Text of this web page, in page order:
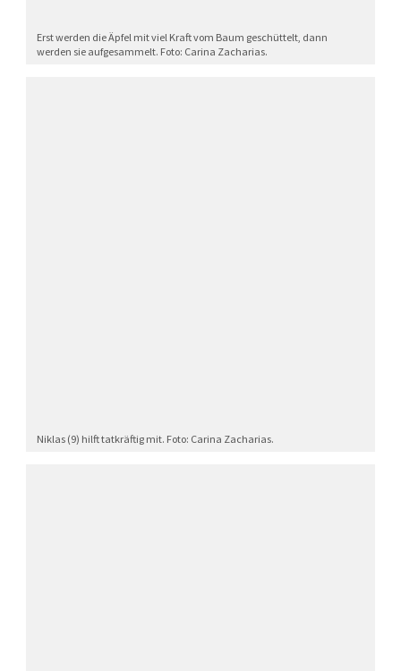
Erst werden die Äpfel mit viel Kraft vom Baum geschüttelt, dann
werden sie aufgesammelt. Foto: Carina Zacharias.
Niklas (9) hilft tatkräftig mit. Foto: Carina Zacharias.